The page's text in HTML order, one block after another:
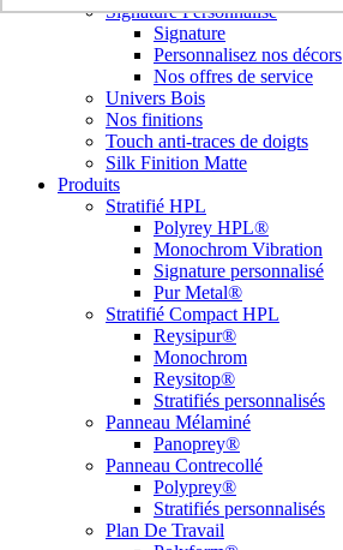
Signature Personnalisé
Signature
Personnalisez nos décors
Nos offres de service
Univers Bois
Nos finitions
Touch anti-traces de doigts
Silk Finition Matte
Produits
Stratifié HPL
Polyrey HPL®
Monochrom Vibration
Signature personnalisé
Pur Metal®
Stratifié Compact HPL
Reysipur®
Monochrom
Reysitop®
Stratifiés personnalisés
Panneau Mélaminé
Panoprey®
Panneau Contrecollé
Polyprey®
Stratifiés personnalisés
Plan De Travail